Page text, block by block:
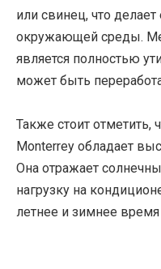
или свинец, что
окружающей среды.
является полностью
может быть
Также стоит отметить,
Monterrey обладает
Она отражает
нагрузку на
летнее и зимнее время